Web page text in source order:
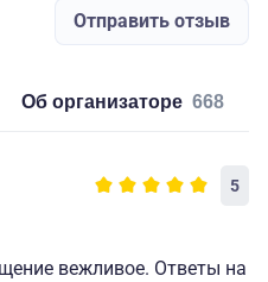
Отправить отзыв
об организаторе 668
5
вежливое. Ответы на